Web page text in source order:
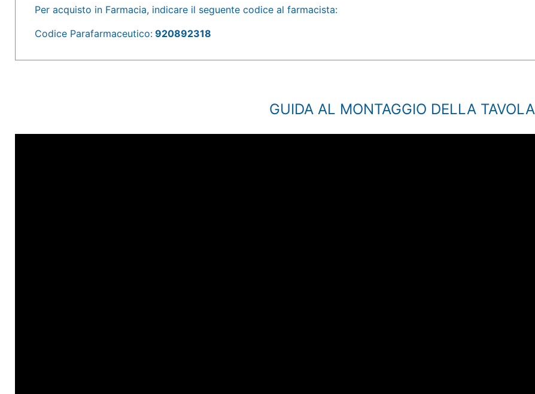
Per acquisto in Farmacia, indicare il seguente codice al farmacista:
Codice Parafarmaceutico: 920892318
GUIDA AL MONTAGGIO DELLA TAVOLA